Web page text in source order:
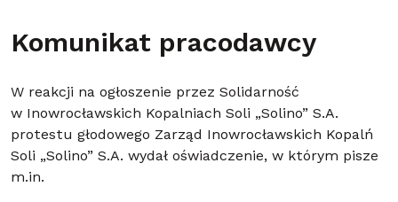
Komunikat pracodawcy
W reakcji na ogłoszenie przez Solidarność
w Inowrocławskich Kopalniach Soli „Solino” S.A.
protestu głodowego Zarząd Inowrocławskich Kopalń
Soli „Solino” S.A. wydał oświadczenie, w którym pisze
m.in.